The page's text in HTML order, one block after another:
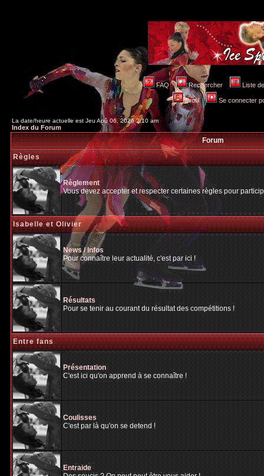
FAQ Rechercher Liste
Profil Se connecter
La date/heure actuelle est Jeu Aoû 06, 2026 2:10 am
Index du Forum
Forum
Règles
Règlement
Vous devez accepter et respecter certaines règles pour
Isabelle et Olivier
News / Infos
Pour connaître leur actualité, c'est par ici !
Résultats
Pour se tenir au courant du résultat des compétitions !
Entre fans
Présentation
C'est ici qu'on apprend à se connaître !
Coulisses
C'est par là qu'on se detend !
Entraide